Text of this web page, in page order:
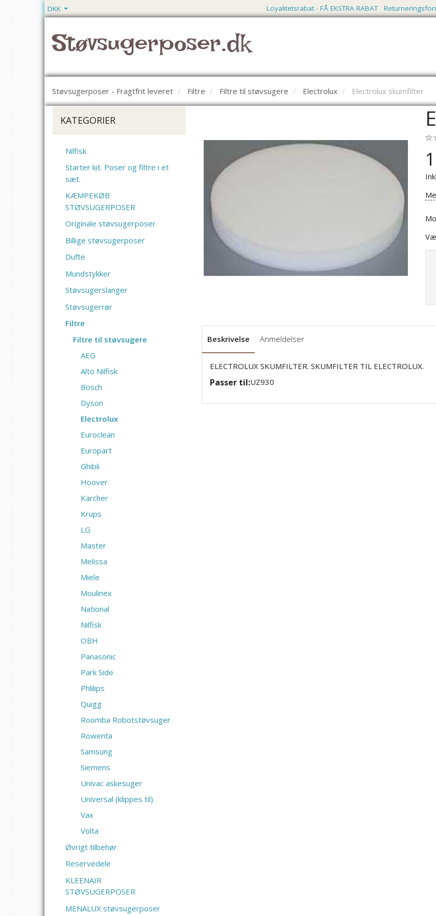
DKK Loyalitetsrabat - FÅ EKSTRA RABAT
Støvsugerposer.dk
Støvsugerposer - Fragtfrit leveret Filtre Filtre til støvsugere Electrolux Electrolux skumfilter
KATEGORIER
Nilfisk
Starter kit. Poser og filtre i et
sæt.
KÆMPEKØB
STØVSUGERPOSER
Originale støvsugerposer
Billige støvsugerposer
Dufte
Mundstykker
Støvsugerslanger
Støvsugerrør
Filtre
Filtre til støvsugere
AEG
Alto Nilfisk
Bosch
Dyson
Electrolux
Euroclean
Europart
Ghibli
Hoover
Kärcher
Krups
LG
Master
Melissa
Miele
Moulinex
National
Nilfisk
OBH
Panasonic
Park Side
Phlilips
Quigg
Roomba Robotstøvsuger
Rowenta
Samsung
Siemens
Univac askesuger
Universal (klippes til)
Vax
Volta
Øvrigt tilbehør
Reservedele
KLEENAIR
STØVSUGERPOSER
MENALUX støvsugerposer
Beskrivelse Anmeldelser
ELECTROLUX SKUMFILTER. SKUMFILTER TIL ELECTROLUX.
Passer til:UZ930